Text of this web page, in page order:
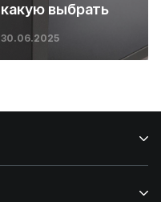
какую выбрать
30.06.2025